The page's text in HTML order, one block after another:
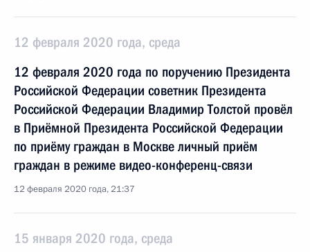
12 февраля 2020 года, среда
12 февраля 2020 года по поручению Президента
Российской Федерации советник Президента
Российской Федерации Владимир Толстой провёл
в Приёмной Президента Российской Федерации
по приёму граждан в Москве личный приём
граждан в режиме видео-конференц-связи
12 февраля 2020 года, 21:37
15 января 2020 года, среда